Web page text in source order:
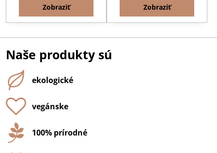
Zobraziť
Zobraziť
Naše produkty sú
ekologické
vegánske
100% prírodné